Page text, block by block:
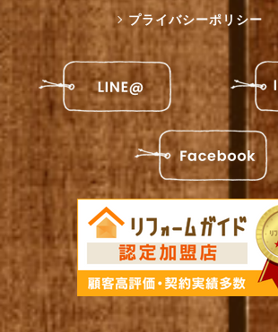
プライバシーポリシー